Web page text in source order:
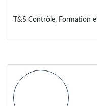
T&S Contrôle, Formation